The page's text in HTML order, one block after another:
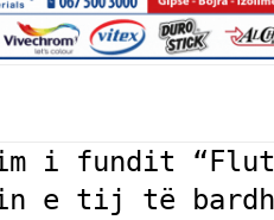
i fundit
e tij të